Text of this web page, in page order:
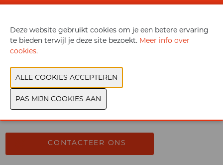
Productgroep:Tuin
lichtheid. Hij is gemaakt van gerecycled plastic en is de
ideale oplossing voor gebruik buitenshuis.
Document
Bekijk catalogus
CONTACTEER ONS
Deze website gebruikt cookies om je een betere ervaring
te bieden terwijl je deze site bezoekt. Meer info over
cookies.